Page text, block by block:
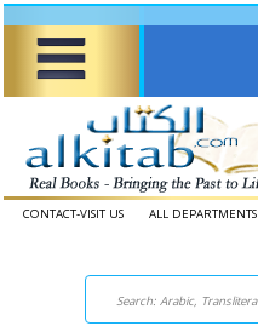
CONTACT-VISIT US ALL DEPARTMENTS